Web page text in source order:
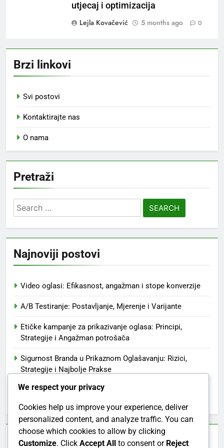
utjecaj i optimizacija
Lejla Kovačević
5 months ago 0
Brzi linkovi
Svi postovi
Kontaktirajte nas
O nama
Pretraži
Search
for:
Najnoviji postovi
Video oglasi: Efikasnost, angažman i stope konverzije
A/B Testiranje: Postavljanje, Mjerenje i Varijante
Etičke kampanje za prikazivanje oglasa: Principi,
Strategije i Angažman potrošača
Sigurnost Branda u Prikaznom Oglašavanju: Rizici,
Strategije i Najbolje Prakse
Programmatic Advertising Platforms: Značajke, Troškovi
Arhiva
We respect your privacy
Cookies help us improve your experience, deliver
personalized content, and analyze traffic. You can
choose which cookies to allow by clicking
Customize. Click Accept All to consent or Reject